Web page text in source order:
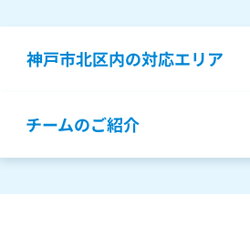
神戸市北区内の対応エリア
チームのご紹介